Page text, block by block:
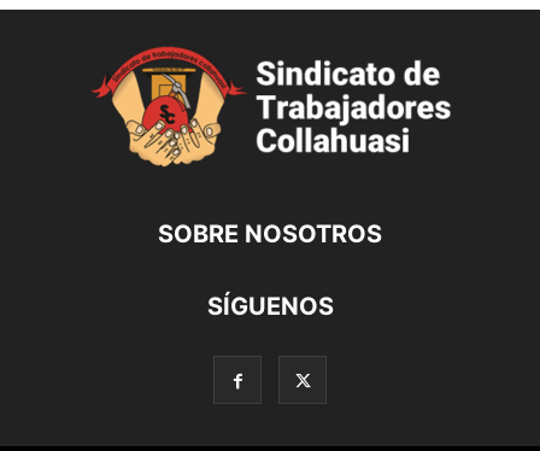
SOBRE NOSOTROS
SÍGUENOS